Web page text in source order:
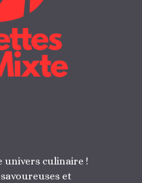
univers culinaire !
et